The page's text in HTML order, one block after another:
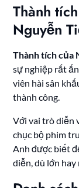
Thành
Nguyễn
Thành tích của
sự nghiệp rất
viên hài sân
thành công.
Với vai trò diễn
chục bộ phim
Anh được biết
diễn, dù lớn hay